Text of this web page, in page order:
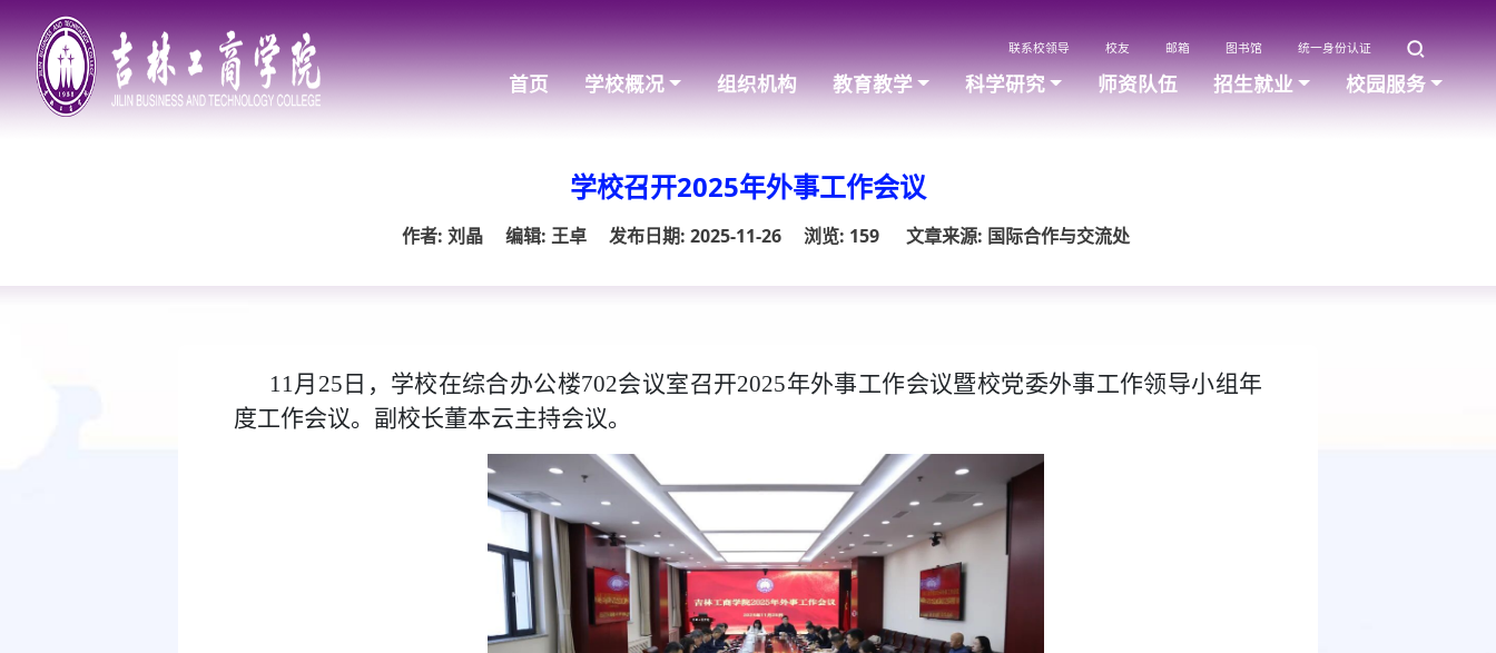
联系校领导 校友 邮箱 图书馆 统一身份认证
首页 学校概况 组织机构 教育教学 科学研究 师资队伍 招生就业 校园服务
学校召开2025年外事工作会议
作者: 刘晶 编辑: 王卓 发布日期: 2025-11-26 浏览: 159 文章来源: 国际合作与交流处
11月25日，学校在综合办公楼702会议室召开2025年外事工作会议暨校党委外事工作领导小组年
度工作会议。副校长董本云主持会议。